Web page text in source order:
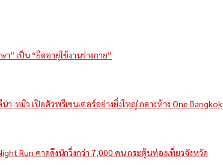
” เป็น “ยืดอายุใช้งานร่างกาย”
-หมิว เปิดตัวพรีเซนเตอร์อย่างยิ่งใหญ่ กลางห้าง One Bangkok
Run คาดดึงนักวิ่งกว่า 7,000 คน กระตุ้นท่องเที่ยวจังหวัด